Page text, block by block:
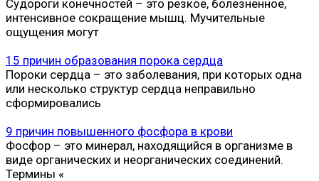
Судороги конечностей – это резкое, болезненное,
интенсивное сокращение мышц. Мучительные
ощущения могут
15 причин образования порока сердца
Пороки сердца – это заболевания, при которых одна
или несколько структур сердца неправильно
сформировались
9 причин повышенного фосфора в крови
Фосфор – это минерал, находящийся в организме в
виде органических и неорганических соединений.
Термины «